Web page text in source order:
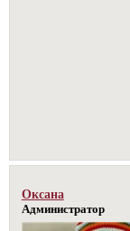
Оксана
Администратор